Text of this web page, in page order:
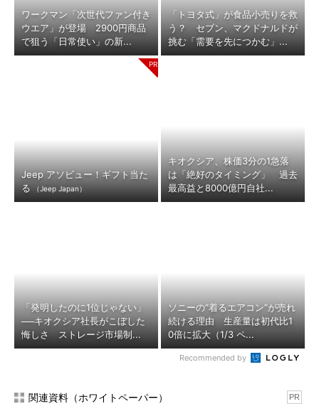
ワークマン「次世代ファン付き
ウエア」が登場 2900円商品
で狙う「日常使い」の新...
「トヨタ式」が食品小売りを救
う？ セブン、マクドナルドが
挑む「需要を先につかむ」...
Jeep アソビュー！ギフト当た
る
（Jeep Japan）
キオクシア、株価3分の1急落
は「絶好のタイミング」 過去
最高益と8000億円自社...
「発明したのに1位じゃない」
──キオクシア社長がこぼした
悔しさ ストレージ市場制...
ソニーの“着るエアコン”が売れ
続ける理由 生産量は初代比1
0倍に拡大（1/3 ペ...
Recommended by
関連資料（ホワイトペーパー） PR